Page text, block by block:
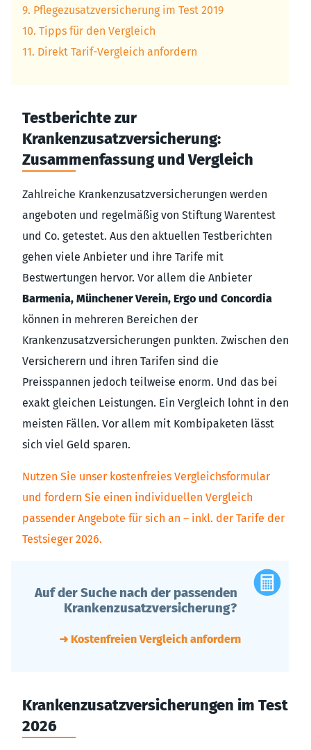
9. Pflegezusatzversicherung im Test 2019
10. Tipps für den Vergleich
11. Direkt Tarif-Vergleich anfordern
Testberichte zur
Krankenzusatzversicherung:
Zusammenfassung und Vergleich
Zahlreiche Krankenzusatzversicherungen werden
angeboten und regelmäßig von Stiftung Warentest
und Co. getestet. Aus den aktuellen Testberichten
gehen viele Anbieter und ihre Tarife mit
Bestwertungen hervor. Vor allem die Anbieter
Barmenia, Münchener Verein, Ergo und Concordia
können in mehreren Bereichen der
Krankenzusatzversicherungen punkten. Zwischen den
Versicherern und ihren Tarifen sind die
Preisspannen jedoch teilweise enorm. Und das bei
exakt gleichen Leistungen. Ein Vergleich lohnt in den
meisten Fällen. Vor allem mit Kombipaketen lässt
sich viel Geld sparen.
Nutzen Sie unser kostenfreies Vergleichsformular
und fordern Sie einen individuellen Vergleich
passender Angebote für sich an – inkl. der Tarife der
Testsieger 2026.
Auf der Suche nach der passenden
Krankenzusatzversicherung?
➜ Kostenfreien Vergleich anfordern
Krankenzusatzversicherungen im Test
2026